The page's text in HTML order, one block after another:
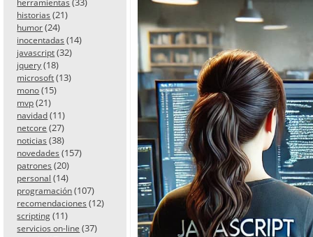
herramientas
historias (21)
humor (24)
inocentadas (14)
javascript (32)
jquery (18)
microsoft (13)
mono (15)
mvp (21)
navidad (11)
netcore (27)
noticias (38)
novedades (157)
patrones (20)
personal (14)
programación (107)
recomendaciones (12)
scripting (11)
servicios on-line (37)